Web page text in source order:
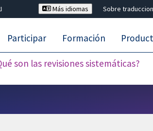
Más idiomas Sobre
son las revisiones sistemáticas?
Participar Formación